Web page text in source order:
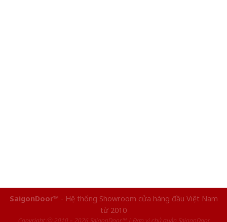
SaigonDoor™ - Hệ thống Showroom cửa hàng đầu Việt Nam
từ 2010
Copyright ⓒ 2010 – 2026 SaigonDoor™ | Đơn vị chủ quản SaigonDoor